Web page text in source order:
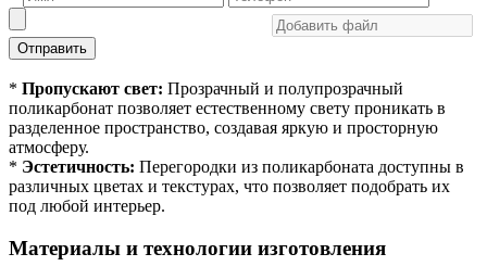
Отправить
* Пропускают свет: Прозрачный и полупрозрачный
поликарбонат позволяет естественному свету проникать в
разделенное пространство, создавая яркую и просторную
атмосферу.
* Эстетичность: Перегородки из поликарбоната доступны в
различных цветах и текстурах, что позволяет подобрать их
под любой интерьер.
Материалы и технологии изготовления